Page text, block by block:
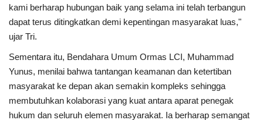
Sumbar
Kepri
Pariwisata
Sulawesi Utara (Sulut)
kami berharap hubungan baik yang selama ini telah terbangun
dapat terus ditingkatkan demi kepentingan masyarakat luas,"
ujar Tri.
Sementara itu, Bendahara Umum Ormas LCI, Muhammad
Yunus, menilai bahwa tantangan keamanan dan ketertiban
masyarakat ke depan akan semakin kompleks sehingga
membutuhkan kolaborasi yang kuat antara aparat penegak
hukum dan seluruh elemen masyarakat. Ia berharap semangat